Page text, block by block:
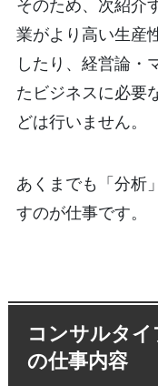
そのため、次紹介
業がより高い生産
したり、経営論・
たビジネスに必要
どは行いません。
あくまでも「分析
すのが仕事です。
コンサルタ
の仕事内容